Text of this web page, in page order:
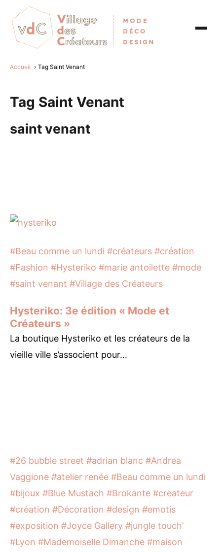
Accueil Tag Saint Venant
Tag Saint Venant
saint venant
#Beau comme un lundi #créateurs #création
#Fashion #Hysteriko #marie antoilette #mode
#saint venant #Village des Créateurs
Hysteriko: 3e édition « Mode et
Créateurs »
La boutique Hysteriko et les créateurs de la
vieille ville s’associent pour…
#26 bubble street #adrian blanc #Andrea
Vaggione #atelier renée #Beau comme un lundi
#bijoux #Blue Mustach #Brokante #createur
#création #Décoration #design #emotis
#exposition #Joyce Gallery #jungle touch’
#Lyon #Mademoiselle Dimanche #maison